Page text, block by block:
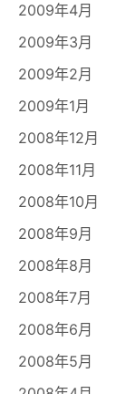
2009年4月
2009年3月
2009年2月
2009年1月
2008年12月
2008年11月
2008年10月
2008年9月
2008年8月
2008年7月
2008年6月
2008年5月